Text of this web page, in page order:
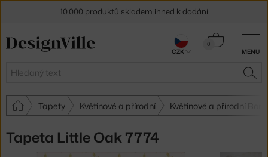
MENU
Hledat
0
Košík
Tapety Květinové a přírodní Květinové a přírodní
Tapeta Little Oak 7774
10.000 produktů skladem ihned k dodání
Sleva 5 % pro odběratele
CZK